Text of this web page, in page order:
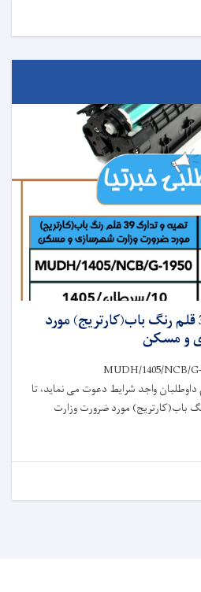
عنوان: تهیه و تدارک 39 قلم رنگ باب(کارتریج) مورد
و مسکن
واجد شرایط دعوت می نماید، تا
و تدارک 39 قلم رنگ باب(کارتریج) مورد ضرورت وزارت